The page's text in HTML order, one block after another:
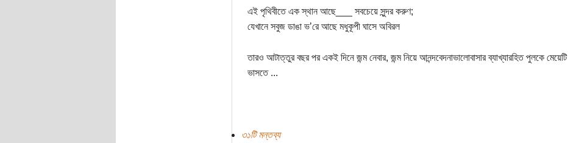
এই পৃথিবীতে এক স্থান আছে___ সবচেয়ে সুন্দর করুণ;
যেখানে সবুজ ডাঙা ভ’রে আছে মধুকূপী ঘাসে অবিরল
তারও আটাত্তুর বছর পর একই দিনে জন্ম নেবার, জন্ম নিয়ে আনন্দবেদনাভালোবাসার ব্যাখ্যারহিত পুলকে মেয়েটি
ভাসতে ...
৩১টি মন্তব্য